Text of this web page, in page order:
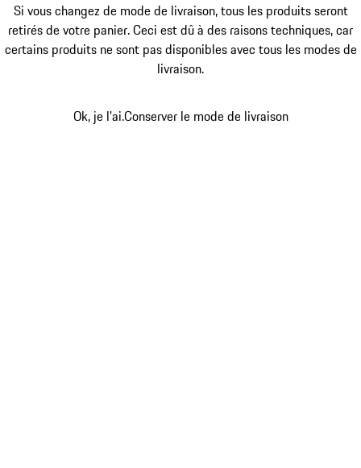
Si vous changez de mode de livraison, tous les produits seront
retirés de votre panier. Ceci est dû à des raisons techniques, car
certains produits ne sont pas disponibles avec tous les modes de
livraison.
Ok, je l'ai.Conserver le mode de livraison